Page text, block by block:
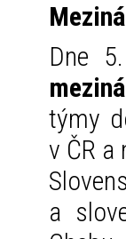
Dne
týmy
v ČR a
a